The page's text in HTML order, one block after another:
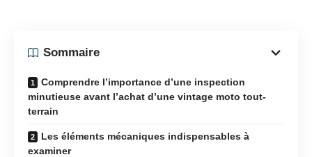
Sommaire
Comprendre l’importance d’une inspection
minutieuse avant l’achat d’une vintage moto tout-
terrain
Les éléments mécaniques indispensables à
examiner